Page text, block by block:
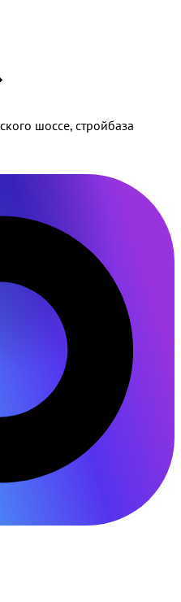
шоссе, стройбаза